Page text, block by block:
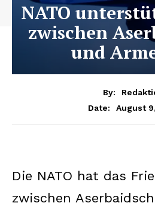
NATO
zwischen
und
By:
Date:
August
Die NATO hat das
zwischen